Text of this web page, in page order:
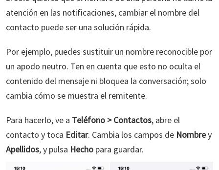
atención en las notificaciones, cambiar el nombre del
contacto puede ser una solución rápida.
Por ejemplo, puedes sustituir un nombre reconocible por
un apodo neutro. Ten en cuenta que esto no oculta el
contenido del mensaje ni bloquea la conversación; solo
cambia cómo se muestra el remitente.
Para hacerlo, ve a Teléfono > Contactos, abre el
contacto y toca Editar. Cambia los campos de Nombrey
Apellidos, y pulsa Hecho para guardar.